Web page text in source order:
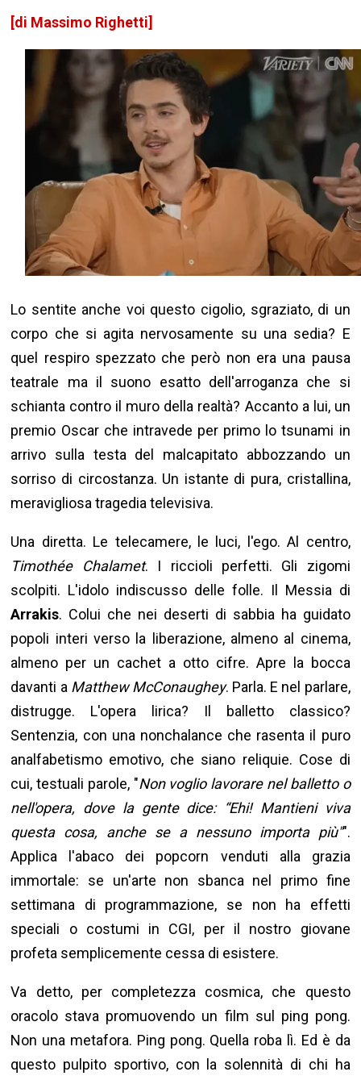
[di Massimo Righetti]
Lo sentite anche voi questo cigolio, sgraziato, di un
corpo che si agita nervosamente su una sedia? E
quel respiro spezzato che però non era una pausa
teatrale ma il suono esatto dell'arroganza che si
schianta contro il muro della realtà? Accanto a lui, un
premio Oscar che intravede per primo lo tsunami in
arrivo sulla testa del malcapitato abbozzando un
sorriso di circostanza. Un istante di pura, cristallina,
meravigliosa tragedia televisiva.
Una diretta. Le telecamere, le luci, l'ego. Al centro,
Timothée Chalamet. I riccioli perfetti. Gli zigomi
scolpiti. L'idolo indiscusso delle folle. Il Messia di
Arrakis. Colui che nei deserti di sabbia ha guidato
popoli interi verso la liberazione, almeno al cinema,
almeno per un cachet a otto cifre. Apre la bocca
davanti a Matthew McConaughey. Parla. E nel parlare,
distrugge. L'opera lirica? Il balletto classico?
Sentenzia, con una nonchalance che rasenta il puro
analfabetismo emotivo, che siano reliquie. Cose di
cui, testuali parole, "Non voglio lavorare nel balletto o
nell'opera, dove la gente dice: “Ehi! Mantieni viva
questa cosa, anche se a nessuno importa più"".
Applica l'abaco dei popcorn venduti alla grazia
immortale: se un'arte non sbanca nel primo fine
settimana di programmazione, se non ha effetti
speciali o costumi in CGI, per il nostro giovane
profeta semplicemente cessa di esistere.
Va detto, per completezza cosmica, che questo
oracolo stava promuovendo un film sul ping pong.
Non una metafora. Ping pong. Quella roba lì. Ed è da
questo pulpito sportivo, con la solennità di chi ha